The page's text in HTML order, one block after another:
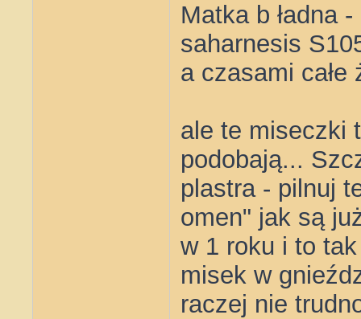
Matka b ładna
saharnesis
a czasami całe
ale te miseczki
podobają...
plastra - pilnuj
omen" jak są
w 1 roku i to
misek w
raczej nie